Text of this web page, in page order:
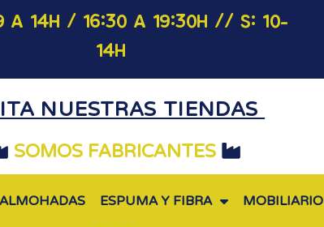
A 14H / 16:30 A 19:30H
// S: 10-
14H
NUESTRAS TIENDAS
SOMOS FABRICANTES
ALMOHADAS ESPUMA Y FIBRA MOBILIARIO